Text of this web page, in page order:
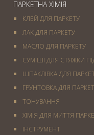
ПАРКЕТНА ХІМІЯ
КЛЕЙ ДЛЯ ПАРКЕТУ
ЛАК ДЛЯ ПАРКЕТУ
МАСЛО ДЛЯ ПАРКЕТУ
СУМІШІ ДЛЯ СТЯЖКИ
ШПАКЛІВКА ДЛЯ
ГРУНТОВКА ДЛЯ
ТОНУВАННЯ
ХІМІЯ ДЛЯ МИТТЯ
IНСТРУМЕНТ